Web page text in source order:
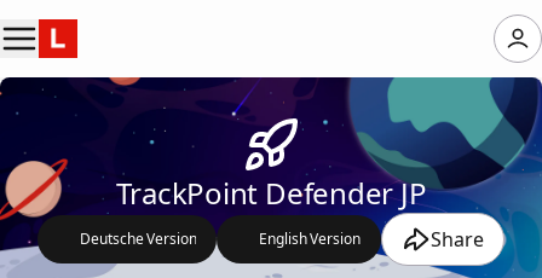
TrackPoint Defender JP
🇩🇪Deutsche Version 🇺🇸English Version Share